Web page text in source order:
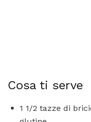
Cosa ti serve
1 1/2 tazze di